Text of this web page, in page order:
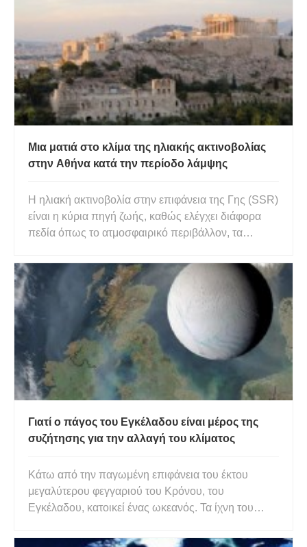
Μια ματιά στο κλίμα της ηλιακής ακτινοβολίας
στην Αθήνα κατά την περίοδο λάμψης
Η ηλιακή ακτινοβολία στην επιφάνεια της Γης (SSR)
είναι η κύρια πηγή ζωής, καθώς ελέγχει διάφορα
πεδία όπως το ατμοσφαιρικό περιβάλλον, τα
SSR είναι η πιο άφθονη ανανεώσιμη πηγή
ενέργειας στη Γη. Ωστόσο, υφίσταται παραλλαγές
που προκαλούνται από αλλαγές
Γιατί ο πάγος του Εγκέλαδου είναι μέρος της
συζήτησης για την αλλαγή του κλίματος
Κάτω από την παγωμένη επιφάνεια του έκτου
μεγαλύτερου φεγγαριού του Κρόνου, του
Εγκέλαδου, κατοικεί ένας ωκεανός. Τα ίχνη του
φλοιό μέσω κρυοηφαιστειακών λοφίων. Αυτό που